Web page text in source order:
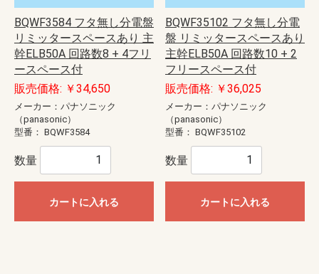
BQWF3584 フタ無し分電盤
リミッタースペースあり 主
幹ELB50A 回路数8 + 4フリ
ースペース付
販売価格: ￥34,650
メーカー：パナソニック
（panasonic）
型番： BQWF3584
数量
カートに入れる
BQWF35102 フタ無し分電
盤 リミッタースペースあり
主幹ELB50A 回路数10 + 2
フリースペース付
販売価格: ￥36,025
メーカー：パナソニック
（panasonic）
型番： BQWF35102
数量
カートに入れる